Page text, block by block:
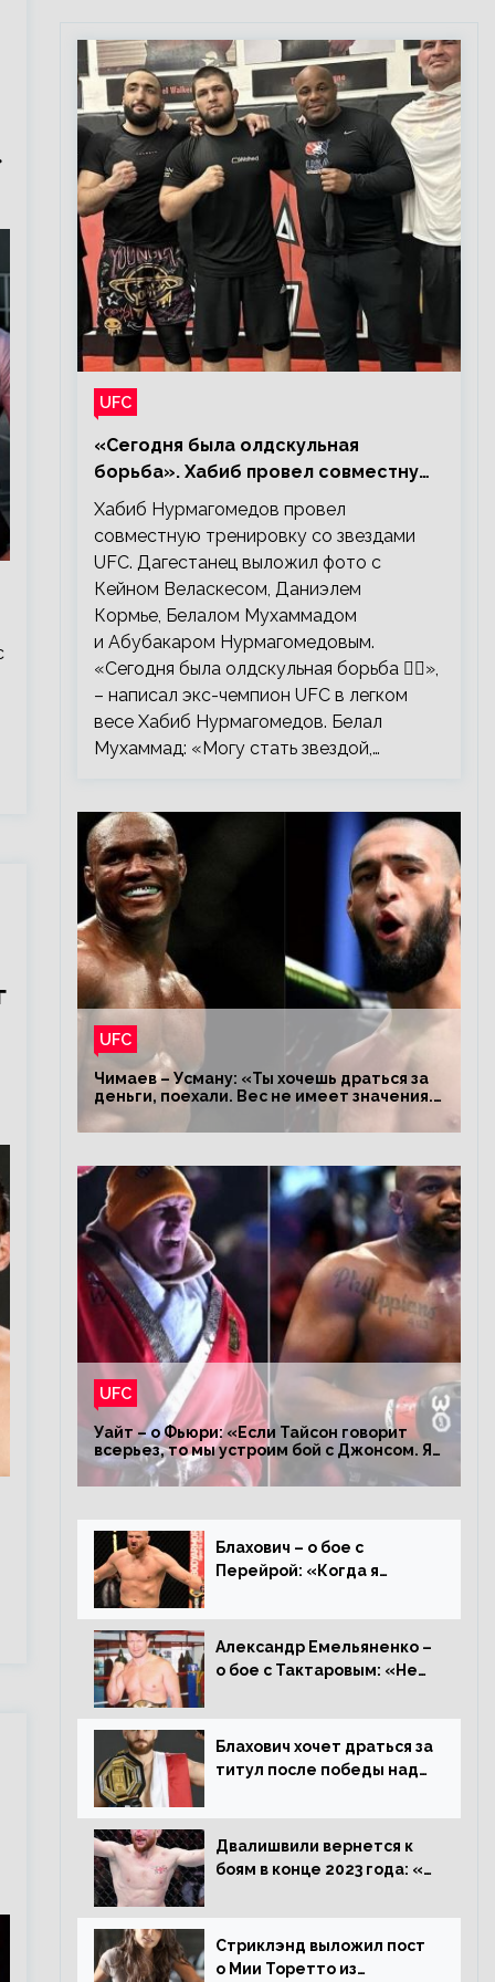
UFC
«Сегодня была олдскульная
борьба». Хабиб провел совместную
тренировку со звездами UFC
Хабиб Нурмагомедов провел
совместную тренировку со звездами
UFC. Дагестанец выложил фото с
Кейном Веласкесом, Даниэлем
Кормье, Белалом Мухаммадом
и Абубакаром Нурмагомедовым.
«Сегодня была олдскульная борьба 🤼‍♂️»,
– написал экс-чемпион UFC в легком
весе Хабиб Нурмагомедов. Белал
Мухаммад: «Могу стать звездой,…
UFC
Чимаев – Усману: «Ты хочешь драться за
деньги, поехали. Вес не имеет значения.
Я – король»
UFC
Уайт – о Фьюри: «Если Тайсон говорит
всерьез, то мы устроим бой с Джонсом. Я
заставил Флойда Мейвезера драться с
Конором»
Блахович – о бое с
Перейрой: «Когда я
93 кг, захотел драться с
ним»
Александр Емельяненко –
о бое с Тактаровым: «Нет,
Блахович хочет драться за
титул после победы над
счастлив увезти пояс в
Польшу»
Двалишвили вернется к
боям в конце 2023 года: «Я
месяца»
Стриклэнд выложил пост
о Мии Торетто из